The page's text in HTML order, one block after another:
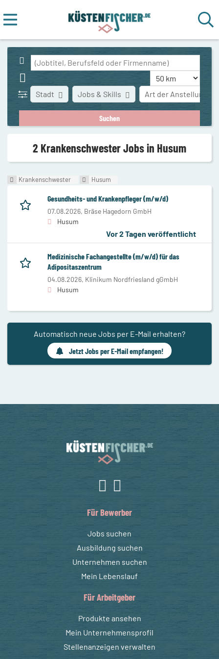
Stadt Art der Anstellung
Jobs & Skills
2 Krankenschwester Jobs in Husum
Krankenschwester Husum
Gesundheits- und Krankenpfleger (m/w/d)
07.08.2026, Bräse Hagedorn GmbH
Husum
Vor 2 Tagen veröffentlicht
Medizinische Fachangestellte (m/w/d) für das
Adipositaszentrum
04.08.2026, Klinikum Nordfriesland gGmbH
Husum
Automatisch neue Jobs per E-Mail erhalten?
Jetzt Jobs per E-Mail empfangen!
Für Bewerber
Jobs suchen
Ausbildung suchen
Unternehmen suchen
Mein Lebenslauf
Für Arbeitgeber
Produkte ansehen
Mein Unternehmensprofil
Stellenanzeigen verwalten